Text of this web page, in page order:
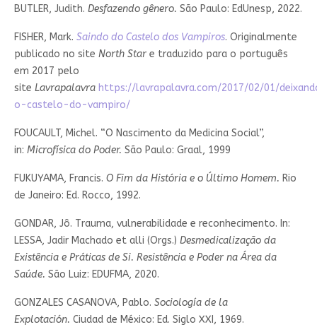
BUTLER, Judith. Desfazendo gênero. São Paulo: EdUnesp, 2022.
FISHER, Mark. Saindo do Castelo dos Vampiros. Originalmente
publicado no site North Stare traduzido para o português
em 2017 pelo
site Lavrapalavra https://lavrapalavra.com/2017/02/01/
o-castelo-do-vampiro/
FOUCAULT, Michel. “O Nascimento da Medicina Social”,
in: Microfísica do Poder. São Paulo: Graal, 1999
FUKUYAMA, Francis. O Fim da História e o Último Homem. Rio
de Janeiro: Ed. Rocco, 1992.
GONDAR, Jô. Trauma, vulnerabilidade e reconhecimento. In:
LESSA, Jadir Machado et alli (Orgs.) Desmedicalização da
Existência e Práticas de Si. Resistência e Poder na Área da
Saúde. São Luiz: EDUFMA, 2020.
GONZALES CASANOVA, Pablo. Sociología de la
Explotación. Ciudad de México: Ed. Siglo XXI, 1969.